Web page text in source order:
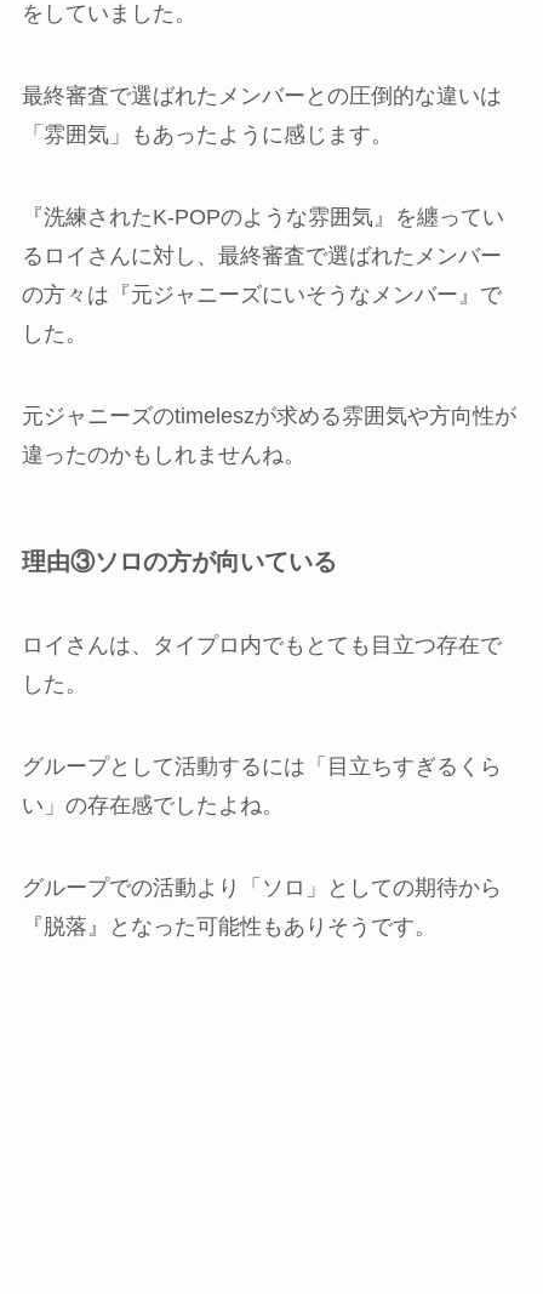
をしていました。
最終審査で選ばれたメンバーとの圧倒的な違いは
「雰囲気」もあったように感じます。
『洗練されたK-POPのような雰囲気』を纏ってい
るロイさんに対し、最終審査で選ばれたメンバー
の方々は『元ジャニーズにいそうなメンバー』で
した。
元ジャニーズのtimeleszが求める雰囲気や方向性が
違ったのかもしれませんね。
理由③ソロの方が向いている
ロイさんは、タイプロ内でもとても目立つ存在で
した。
グループとして活動するには「目立ちすぎるくら
い」の存在感でしたよね。
グループでの活動より「ソロ」としての期待から
『脱落』となった可能性もありそうです。